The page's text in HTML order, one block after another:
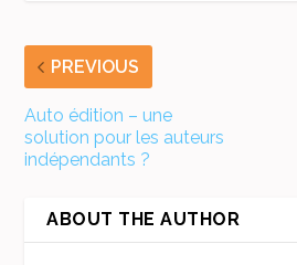
PREVIOUS
Auto édition – une
solution pour les auteurs
indépendants ?
ABOUT THE AUTHOR